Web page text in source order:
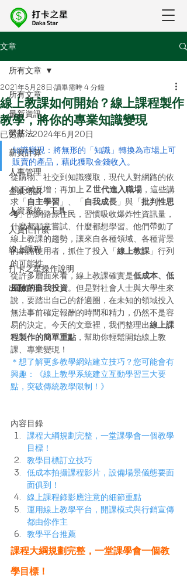
文章
所有文章
最新資訊
勞基法
薪資計算
人事管理
企業培訓
人資系統、工具
人資忙什麼
線上課程
打卡之星操作說明
出勤管理
所有文章
線上教課如何開始？線上課程製作
教學，將你的專業知識變現
2021年5月28日 讀畢需時 4 分鐘
已更新：2024年6月20日
知識變現：將無形的「知識」轉換為市場上可
販賣的產品，藉此獲取金錢收入。
從購物、社交到知識獲取，現代人對網路的依
賴不減反增；再加上 Z 世代進入職場 ，這些講
求「自主學習 」、「自我成長 」與「批判性思
考」的網路原住民，習慣吸收爆炸性資訊量，
什麼都願意嘗試、什麼都想學習。他們帶動了
線上教課的趨勢，讓來自各種領域、各種背景
的網路使用者，抓住了投入「線上教課 」行列
的可能性。
從許多層面來看，線上教課確實是低成本、低
風險的自我投資。但是對社會人士與大學生來
說，要踏出自己的舒適圈，在未知的領域投入
無法事前確定報酬的時間和精力，仍然不是容
易的決定。今天的文章裡，我們整理出線上課
程製作的簡單重點 ，幫助你輕鬆開始線上教
課、專業變現！
＊想了解更多教學網站建立技巧？您可能會有
興趣：《線上教學系統建立互動學習三大要
點，突破傳統教學限制！》
內容目錄
課程大綱規劃完整，一堂課學會一個教學
目標！
教學目標訂立技巧
低成本拍攝課程影片，設備場景儀態要面
面俱到！
線上課程錄影應注意的細節重點
運用線上教學平台，開課模式與行銷宣傳
都由你作主
教學平台推薦
課程大綱規劃完整，一堂課學會一個教
學目標！